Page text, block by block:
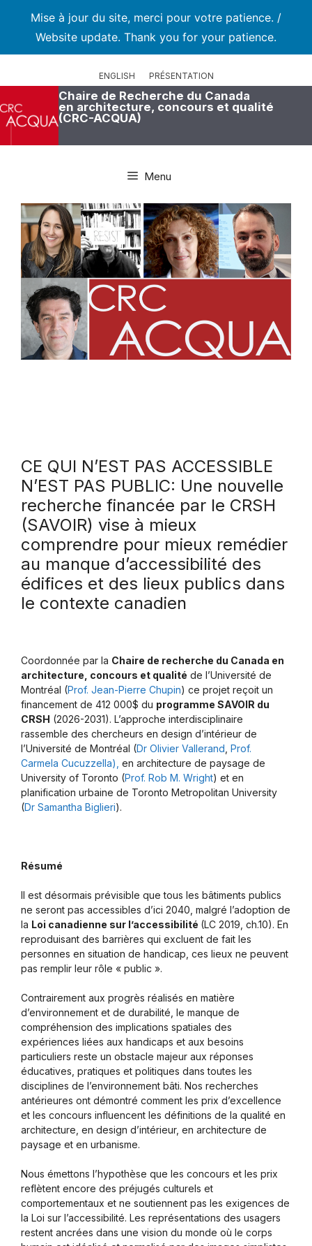
Mise à jour du site, merci pour votre patience. /
Website update. Thank you for your patience.
ENGLISH PRÉSENTATION
Chaire de Recherche du Canada
en architecture, concours et qualité
(CRC-ACQUA)
Menu
CE QUI N’EST PAS ACCESSIBLE
N’EST PAS PUBLIC: Une nouvelle
recherche financée par le CRSH
(SAVOIR) vise à mieux
comprendre pour mieux remédier
au manque d’accessibilité des
édifices et des lieux publics dans
le contexte canadien
Coordonnée par la Chaire de recherche du Canada en
architecture, concours et qualité de l’Université de
Montréal (Prof. Jean-Pierre Chupin) ce projet reçoit un
financement de 412 000$ du programme SAVOIR du
CRSH (2026-2031). L’approche interdisciplinaire
rassemble des chercheurs en design d’intérieur de
l’Université de Montréal (Dr Olivier Vallerand Prof.
Carmela Cucuzzella), en architecture de paysage de
University of Toronto (Prof. Rob M. Wright) et en
planification urbaine de Toronto Metropolitan University
(Dr Samantha Biglieri).
Résumé
Il est désormais prévisible que tous les bâtiments publics
ne seront pas accessibles d’ici 2040, malgré l’adoption de
la Loi canadienne sur l’accessibilité (LC 2019, ch.10). En
reproduisant des barrières qui excluent de fait les
personnes en situation de handicap, ces lieux ne peuvent
pas remplir leur rôle « public ».
Contrairement aux progrès réalisés en matière
d’environnement et de durabilité, le manque de
compréhension des implications spatiales des
expériences liées aux handicaps et aux besoins
particuliers reste un obstacle majeur aux réponses
éducatives, pratiques et politiques dans toutes les
disciplines de l’environnement bâti. Nos recherches
antérieures ont démontré comment les prix d’excellence
et les concours influencent les définitions de la qualité en
architecture, en design d’intérieur, en architecture de
paysage et en urbanisme.
Nous émettons l’hypothèse que les concours et les prix
reflètent encore des préjugés culturels et
comportementaux et ne soutiennent pas les exigences de
la Loi sur l’accessibilité. Les représentations des usagers
restent ancrées dans une vision du monde où le corps